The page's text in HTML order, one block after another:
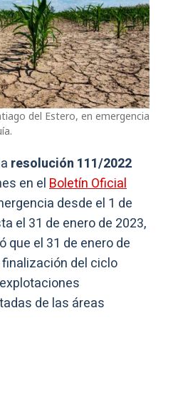
del Estero, en emergencia
resolución 111/2022
en elBoletín Oficial
desde el 1 de
el 31 de enero de 2023,
que el 31 de enero de
del ciclo
de las áreas